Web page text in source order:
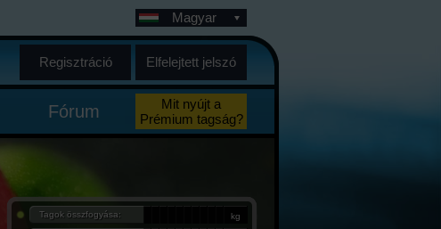
Magyar
Regisztráció Elfelejtett jelszó
Fórum
Mit nyújt a
Prémium tagság?
Tagok összfogyása: kg